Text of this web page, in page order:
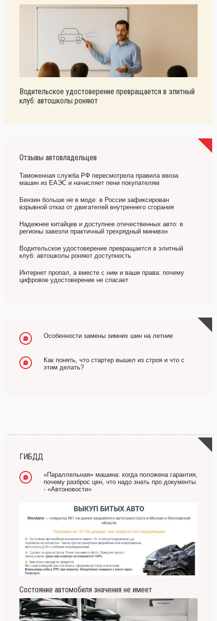
Водительское удостоверение превращается в элитный
клуб: автошколы роняют
Отзывы автовладельцев
Таможенная служба РФ пересмотрела правила ввоза
машин из ЕАЭС и начисляет пени покупателям
Бензин больше не в моде: в России зафиксирован
взрывной отказ от двигателей внутреннего сгорания
Надежнее китайцев и доступнее отечественных авто: в
регионы завезли практичный трехрядный минивэн
Водительское удостоверение превращается в элитный
клуб: автошколы роняют доступность
Интернет пропал, а вместе с ним и ваши права: почему
цифровое удостоверение не спасает
Особенности замены зимних шин на летние
Как понять, что стартер вышел из строя и что с
этим делать?
ГИБДД
«Параллельная» машина: когда положена гарантия,
почему разброс цен, что надо знать про документы
- «Автоновости»
Состояние автомобиля значения не имеет